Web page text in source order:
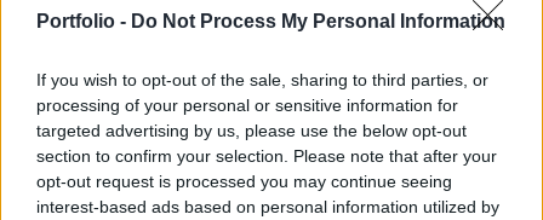
Portfolio - Do Not Process My Personal Information
If you wish to opt-out of the sale, sharing to third parties, or
processing of your personal or sensitive information for
targeted advertising by us, please use the below opt-out
section to confirm your selection. Please note that after your
opt-out request is processed you may continue seeing
interest-based ads based on personal information utilized by
várhatóan jelentős vitákat vált ki a nemzetközi
Trump elnök a Fehér Házba való visszatérése után azonnal
aláírta a rendeletet, amely hivatalosan is megkezdi az
Egyesült Államok kilépési folyamatát a WHO-ból. Az elnök
azzal indokolta a döntést, hogy szerinte a szervezet